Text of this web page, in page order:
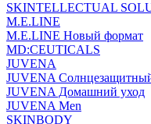
SKINTELLECTUAL
M.E.LINE
M.E.LINE Новый формат
MD:CEUTICALS
JUVENA
JUVENA
JUVENA Домашний уход
JUVENA Men
SKINBODY